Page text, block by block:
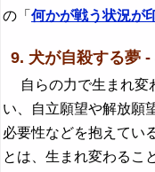
の「 何かが戦う状況が
9. 犬が自殺する夢 -
自らの力で生まれ変
い、自立願望や解放願
必要性などを抱えてい
とは、生まれ変わるこ